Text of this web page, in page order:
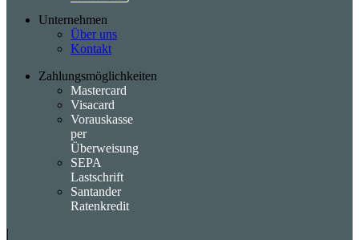
Unternehmen
Über uns
Kontakt
Zahlungsmöglichkeiten
Mastercard
Visacard
Vorauskasse
per
Überweisung
SEPA
Lastschrift
Santander
Ratenkredit
|